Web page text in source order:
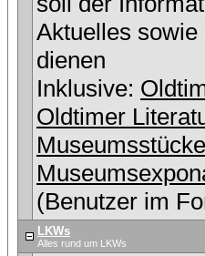
Aktuelles
dienen
Inklusive:
Oldtimer
(Benutzer im
LKWs
Alles rund um LKWs